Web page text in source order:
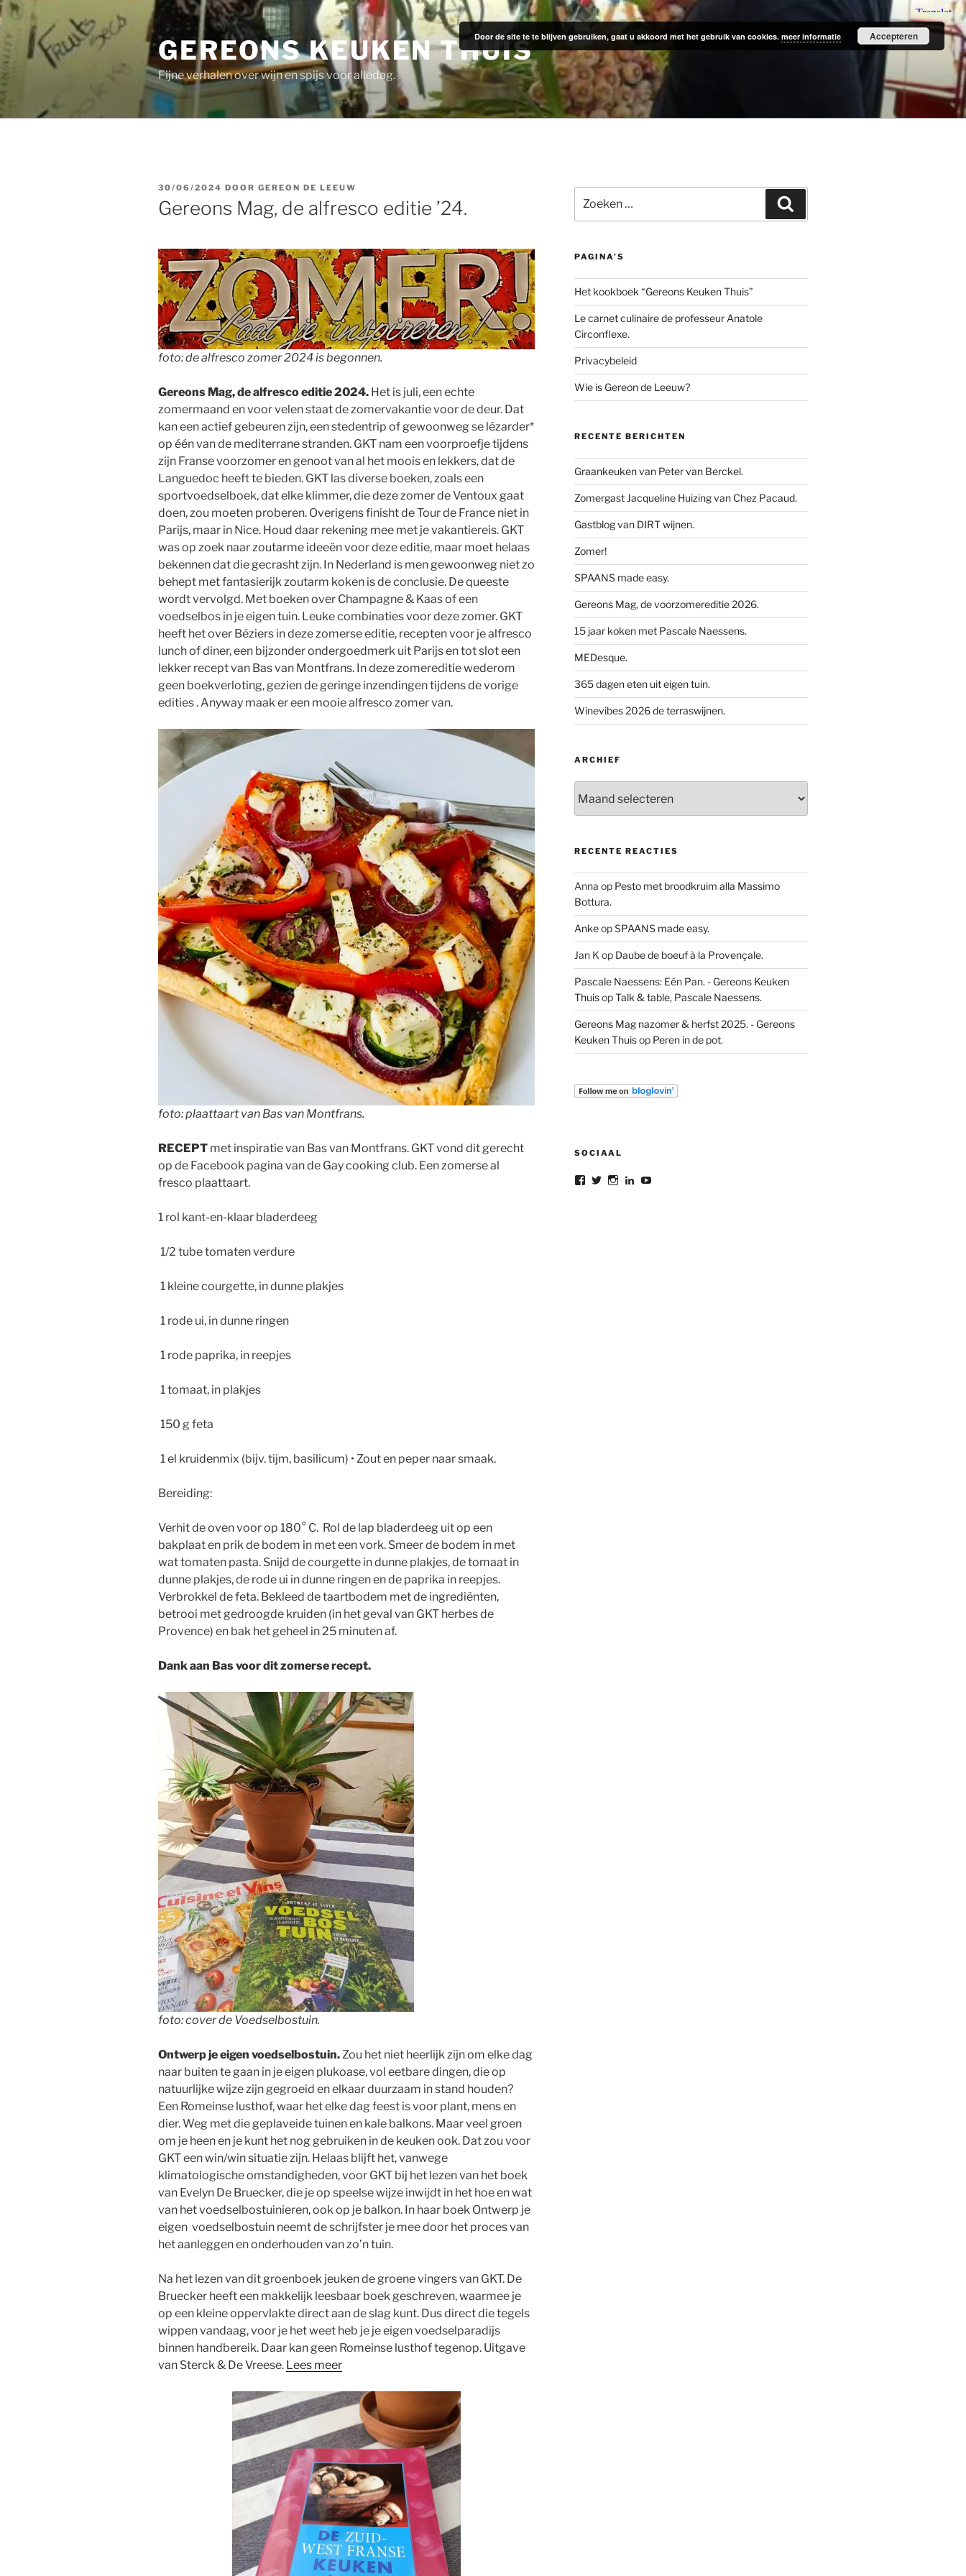
Ga
naar
de
inhoud
GEREONS KEUKEN THUIS
Fijne verhalen over wijn en spijs voor alledag.
GEPLAATST
OP
30/06/2024 DOOR GEREON DE LEEUW
Gereons Mag, de alfresco editie ’24.
foto: de alfresco zomer 2024 is begonnen.
Gereons Mag, de alfresco editie 2024. Het is juli, een echte
zomermaand en voor velen staat de zomervakantie voor de deur. Dat
kan een actief gebeuren zijn, een stedentrip of gewoonweg se lézarder*
op één van de mediterrane stranden. GKT nam een voorproefje tijdens
zijn Franse voorzomer en genoot van al het moois en lekkers, dat de
Languedoc heeft te bieden. GKT las diverse boeken, zoals een
sportvoedselboek, dat elke klimmer, die deze zomer de Ventoux gaat
doen, zou moeten proberen. Overigens finisht de Tour de France niet in
Parijs, maar in Nice. Houd daar rekening mee met je vakantiereis. GKT
was op zoek naar zoutarme ideeën voor deze editie, maar moet helaas
bekennen dat die gecrasht zijn. In Nederland is men gewoonweg niet zo
behept met fantasierijk zoutarm koken is de conclusie. De queeste
wordt vervolgd. Met boeken over Champagne & Kaas of een
voedselbos in je eigen tuin. Leuke combinaties voor deze zomer. GKT
heeft het over Béziers in deze zomerse editie, recepten voor je alfresco
lunch of diner, een bijzonder ondergoedmerk uit Parijs en tot slot een
lekker recept van Bas van Montfrans. In deze zomereditie wederom
geen boekverloting, gezien de geringe inzendingen tijdens de vorige
edities . Anyway maak er een mooie alfresco zomer van.
foto: plaattaart van Bas van Montfrans.
RECEPT met inspiratie van Bas van Montfrans. GKT vond dit gerecht
op de Facebook pagina van de Gay cooking club. Een zomerse al
fresco plaattaart.
1 rol kant-en-klaar bladerdeeg
1/2 tube tomaten verdure
1 kleine courgette, in dunne plakjes
1 rode ui, in dunne ringen
1 rode paprika, in reepjes
1 tomaat, in plakjes
150 g feta
1 el kruidenmix (bijv. tijm, basilicum) • Zout en peper naar smaak.
Bereiding:
Verhit de oven voor op 180­° C. ­ Rol de lap bladerdeeg uit op een
bakplaat en prik de bodem in met een vork. Smeer de bodem in met
wat tomaten pasta. Snijd de courgette in dunne plakjes, de tomaat in
dunne plakjes, de rode ui in dunne ringen en de paprika in reepjes.
Verbrokkel de feta. Bekleed de taartbodem met de ingrediënten,
betrooi met gedroogde kruiden (in het geval van GKT herbes de
Provence) en bak het geheel in 25 minuten af.
Dank aan Bas voor dit zomerse recept.
foto: cover de Voedselbostuin.
Ontwerp je eigen voedselbostuin.Zou het niet heerlijk zijn om elke dag
naar buiten te gaan in je eigen plukoase, vol eetbare dingen, die op
natuurlijke wijze zijn gegroeid en elkaar duurzaam in stand houden?
Een Romeinse lusthof, waar het elke dag feest is voor plant, mens en
dier. Weg met die geplaveide tuinen en kale balkons. Maar veel groen
om je heen en je kunt het nog gebruiken in de keuken ook. Dat zou voor
GKT een win/win situatie zijn. Helaas blijft het, vanwege
klimatologische omstandigheden, voor GKT bij het lezen van het boek
van Evelyn De Bruecker, die je op speelse wijze inwijdt in het hoe en wat
van het voedselbostuinieren, ook op je balkon. In haar boek Ontwerp je
eigen voedselbostuin neemt de schrijfster je mee door het proces van
het aanleggen en onderhouden van zo’n tuin.
Na het lezen van dit groenboek jeuken de groene vingers van GKT. De
Bruecker heeft een makkelijk leesbaar boek geschreven, waarmee je
op een kleine oppervlakte direct aan de slag kunt. Dus direct die tegels
wippen vandaag, voor je het weet heb je je eigen voedselparadijs
binnen handbereik. Daar kan geen Romeinse lusthof tegenop. Uitgave
van Sterck & De Vreese. Lees meer
naar:
PAGINA’S
Het kookboek “Gereons Keuken Thuis”
Le carnet culinaire de professeur Anatole
Circonflexe.
Privacybeleid
Wie is Gereon de Leeuw?
RECENTE BERICHTEN
Graankeuken van Peter van Berckel.
Zomergast Jacqueline Huizing van Chez Pacaud.
Gastblog van DIRT wijnen.
Zomer!
SPAANS made easy.
Gereons Mag, de voorzomereditie 2026.
15 jaar koken met Pascale Naessens.
MEDesque.
365 dagen eten uit eigen tuin.
Winevibes 2026 de terraswijnen.
ARCHIEF
RECENTE REACTIES
Anna op Pesto met broodkruim alla Massimo
Bottura.
AnkeopSPAANS made easy.
Jan K op Daube de boeuf à la Provençale.
Pascale Naessens: Eén Pan. - Gereons Keuken
ThuisopTalk & table, Pascale Naessens.
Gereons Mag nazomer & herfst 2025. - Gereons
Keuken Thuisop Peren in de pot.
SOCIAAL
BekijkBekijkBekijkBekijkBekijk
Door de site te te blijven gebruiken, gaat u akkoord met het gebruik van cookies. meer informatie Accepteren